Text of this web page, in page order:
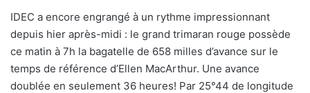
IDEC a encore engrangé à un rythme impressionnant
depuis hier après-midi : le grand trimaran rouge possède
ce matin à 7h la bagatelle de 658 milles d’avance sur le
temps de référence d’Ellen MacArthur. Une avance
doublée en seulement 36 heures! Par 25°44 de longitude